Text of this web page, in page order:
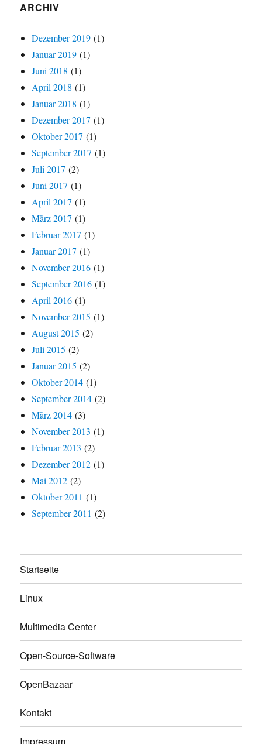
ARCHIV
Dezember 2019 (1)
Januar 2019 (1)
Juni 2018 (1)
April 2018 (1)
Januar 2018 (1)
Dezember 2017 (1)
Oktober 2017 (1)
September 2017 (1)
Juli 2017 (2)
Juni 2017 (1)
April 2017 (1)
März 2017 (1)
Februar 2017 (1)
Januar 2017 (1)
November 2016 (1)
September 2016 (1)
April 2016 (1)
November 2015 (1)
August 2015 (2)
Juli 2015 (2)
Januar 2015 (2)
Oktober 2014 (1)
September 2014 (2)
März 2014 (3)
November 2013 (1)
Februar 2013 (2)
Dezember 2012 (1)
Mai 2012 (2)
Oktober 2011 (1)
September 2011 (2)
Startseite
Linux
Multimedia Center
Open-Source-Software
OpenBazaar
Kontakt
Impressum